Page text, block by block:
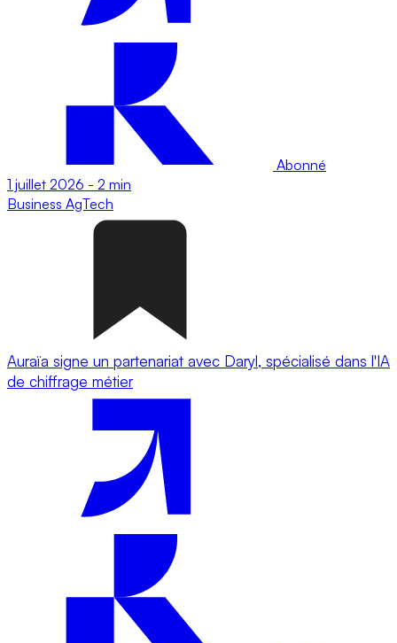
Abonné
1 juillet 2026 - 2 min
Business AgTech
Auraïa signe un partenariat avec Daryl, spécialisé dans l'IA
de chiffrage métier